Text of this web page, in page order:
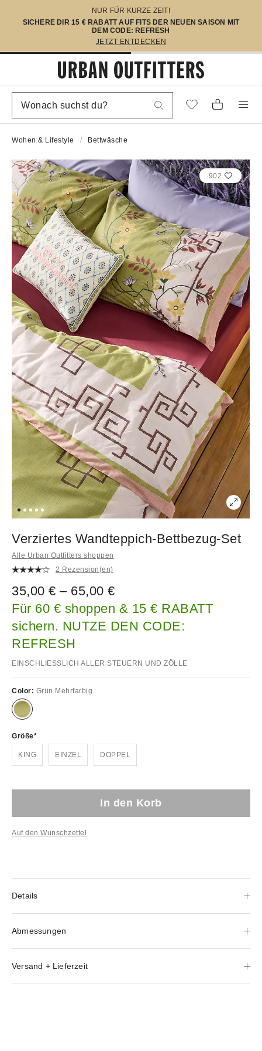
NUR FÜR KURZE ZEIT!
SICHERE DIR 15 € RABATT AUF FITS DER NEUEN SAISON MIT
DEM CODE: REFRESH
JETZT ENTDECKEN
Wohen & Lifestyle Bettwäsche
902
Verziertes Wandteppich-Bettbezug-Set
Alle Urban Outfitters shoppen
2 Rezension(en)
35,00 € – 65,00 €
Für 60 € shoppen & 15 € RABATT
sichern. NUTZE DEN CODE:
REFRESH
EINSCHLIESSLICH ALLER STEUERN UND ZÖLLE
Color: Grün Mehrfarbig
Größe
KING EINZEL DOPPEL
In den Korb
Auf den Wunschzettel
Details
Abmessungen
Versand + Lieferzeit